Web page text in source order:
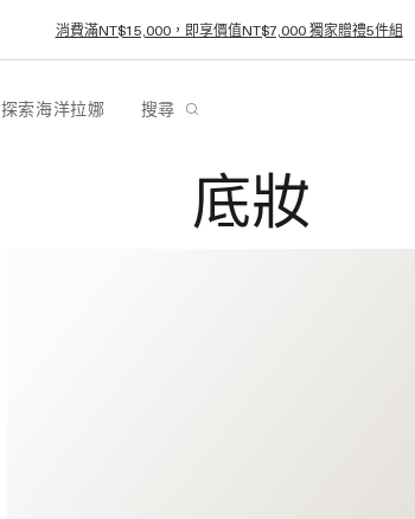
消費滿NT$15,000，即享價值NT$7,000 獨家贈禮5件組
探索海洋拉娜 搜尋
底妝